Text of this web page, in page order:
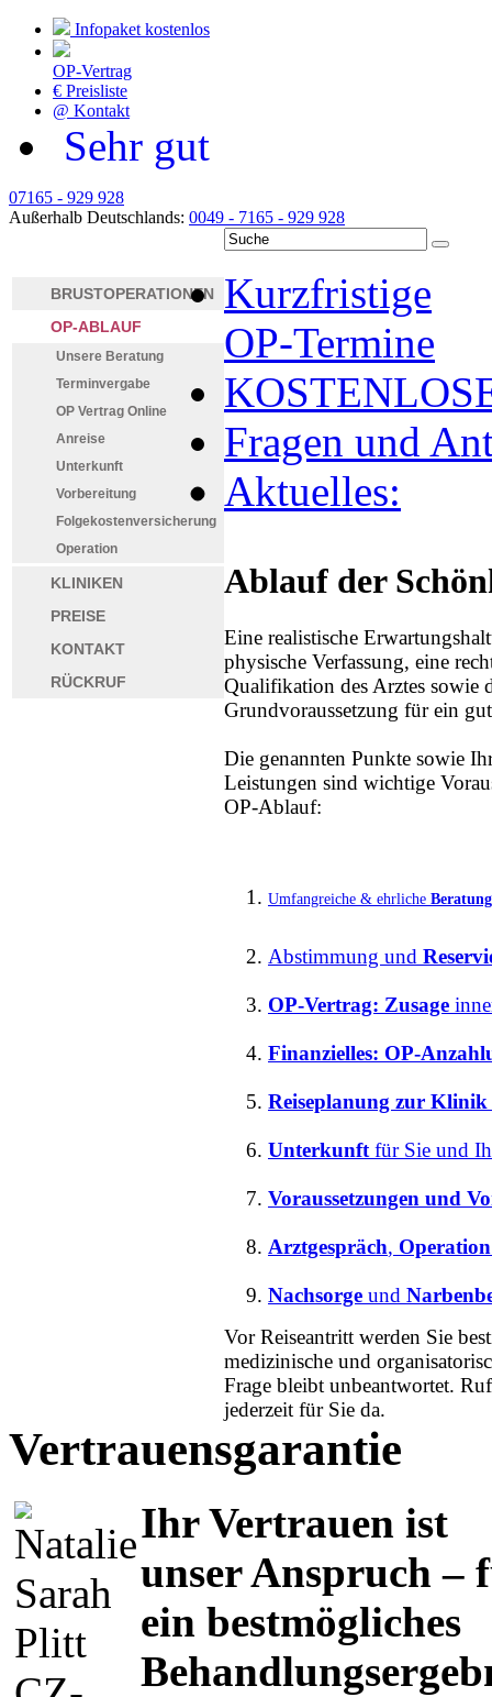
Infopaket kostenlos
OP-Vertrag
€ Preisliste
@ Kontakt
Sehr gut
07165 - 929 928
Außerhalb Deutschlands: 0049 - 7165 - 929 928
BRUSTOPERATIONEN
OP-ABLAUF
Unsere Beratung
Terminvergabe
OP Vertrag Online
Anreise
Unterkunft
Vorbereitung
Folgekostenversicherung
Operation
KLINIKEN
PREISE
KONTAKT
RÜCKRUF
Kurzfristige
OP-Termine
Fragen und
Aktuelles:
Ablauf der
Eine realistische
physische Verfassung, eine
Qualifikation des Arztes sowie
Grundvoraussetzung für ein
Die genannten Punkte sowie
Leistungen sind wichtige
OP-Ablauf:
Umfangreiche & ehrliche Beratung
Abstimmung und
OP-Vertrag: Zusage
Finanzielles: OP-
Reiseplanung zur Klinik
Unterkunftfür Sie und
Voraussetzungen und
Arztgespräch, Operation
Nachsorge und
Vor Reiseantritt werden Sie
medizinische und
Frage bleibt unbeantwortet.
jederzeit für Sie da.
Vertrauensgarantie
Ihr Vertrauen ist
unser Anspruch –
ein bestmögliches